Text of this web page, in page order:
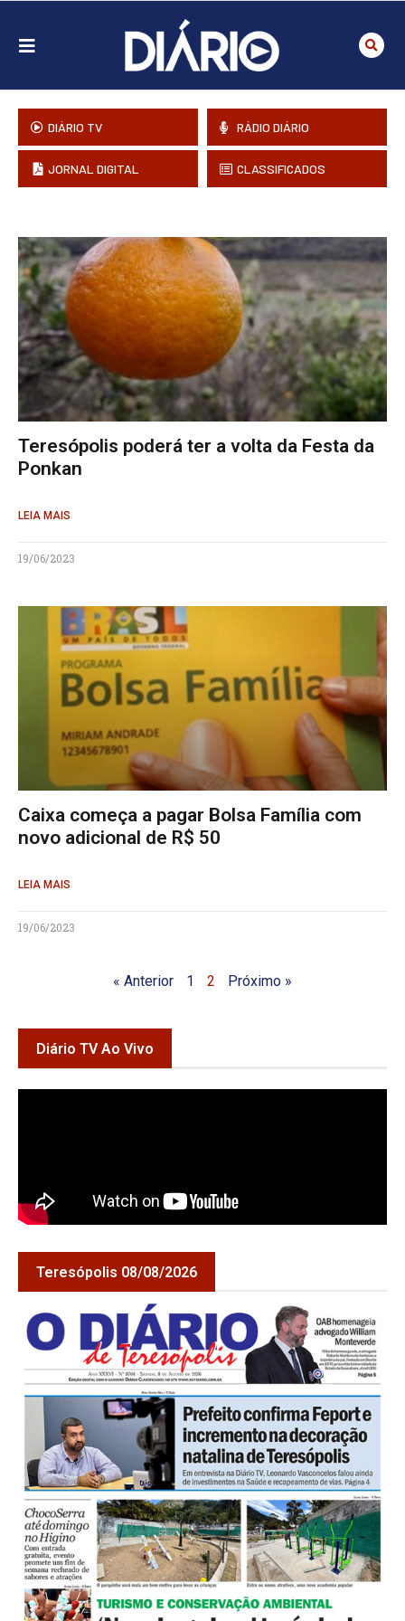
DIÁRIO TV RÁDIO DIÁRIO
JORNAL DIGITAL CLASSIFICADOS
Teresópolis poderá ter a volta da Festa da
Ponkan
LEIA MAIS
19/06/2023
Caixa começa a pagar Bolsa Família com
novo adicional de R$ 50
LEIA MAIS
19/06/2023
« Anterior 1 2 Próximo »
Diário TV Ao Vivo
Teresópolis 08/08/2026